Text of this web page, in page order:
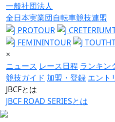
一般社団法人
全日本実業団自転車競技連盟
×
ニュース レース日程 ランキン
競技ガイド 加盟・登録 エント
JBCFとは
JBCF ROAD SERIESとは